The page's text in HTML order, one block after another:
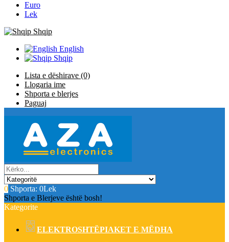
Euro
Lek
Shqip
English
Shqip
Lista e dëshirave (0)
Llogaria ime
Shporta e blerjes
Paguaj
0 Shporta: 0Lek
Shporta e Blerjeve është bosh!
Kategorite
ELEKTROSHTËPIAKET E MËDHA